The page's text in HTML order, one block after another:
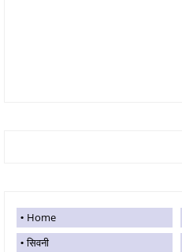
Home
सिवनी